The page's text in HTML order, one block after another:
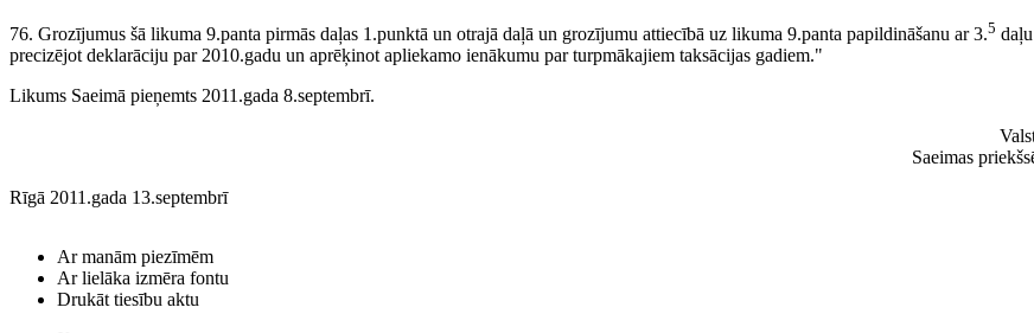
76. Grozījumus šā likuma 9.panta pirmās daļas 1.punktā un otrajā daļā un grozījumu attiecībā uz likuma 9.panta papildināšanu ar 3.5
precizējot deklarāciju par 2010.gadu un aprēķinot apliekamo ienākumu par turpmākajiem taksācijas gadiem."
Likums Saeimā pieņemts 2011.gada 8.septembrī.
Saeimas
Rīgā 2011.gada 13.septembrī
Ar manām piezīmēm
Ar lielāka izmēra fontu
Drukāt tiesību aktu